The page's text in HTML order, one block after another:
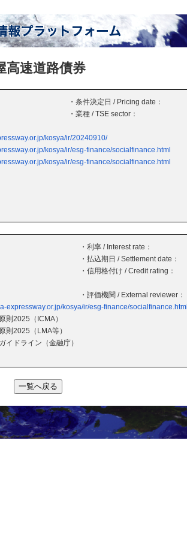
高速道路債券
・条件決定日 / Pricing date：
・業種 / TSE sector：
kosya/ir/20240910/
kosya/ir/esg-finance/socialfinance.html
kosya/ir/esg-finance/socialfinance.html
・利率 / Interest rate：
・払込期日 / Settlement date：
・信用格付け / Credit rating：
・評価機関 / External reviewer：
expressway.or.jp/kosya/ir/esg-finance/socialfinance.html
則2025（ICMA）
則2025（LMA等）
イドライン（金融庁）
一覧へ戻る